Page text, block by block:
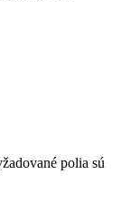
polia sú